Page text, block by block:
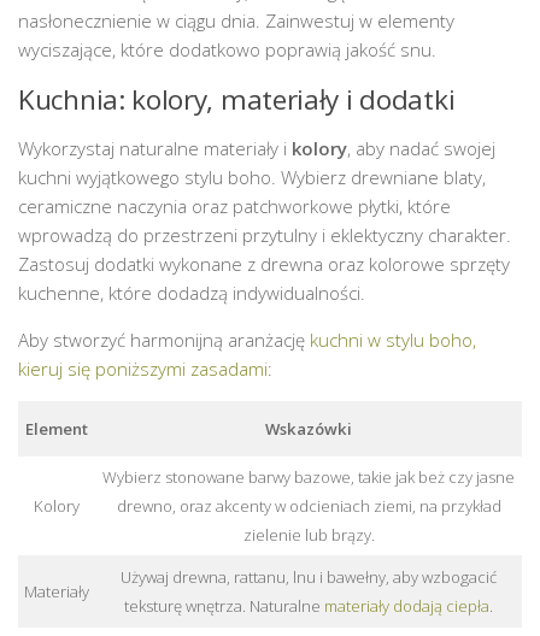
nasłonecznienie w ciągu dnia. Zainwestuj w elementy
wyciszające, które dodatkowo poprawią jakość snu.
Kuchnia: kolory, materiały i dodatki
Wykorzystaj naturalne materiały i kolory, aby nadać swojej
kuchni wyjątkowego stylu boho. Wybierz drewniane blaty,
ceramiczne naczynia oraz patchworkowe płytki, które
wprowadzą do przestrzeni przytulny i eklektyczny charakter.
Zastosuj dodatki wykonane z drewna oraz kolorowe sprzęty
kuchenne, które dodadzą indywidualności.
Aby stworzyć harmonijną aranżację kuchni w stylu boho,
kieruj się poniższymi zasadami:
Element Wskazówki
Kolory
Wybierz stonowane barwy bazowe, takie jak beż czy jasne
drewno, oraz akcenty w odcieniach ziemi, na przykład
zielenie lub brązy.
Materiały
Używaj drewna, rattanu, lnu i bawełny, aby wzbogacić
teksturę wnętrza. Naturalne materiały dodają ciepła.